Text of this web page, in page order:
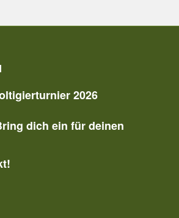
2026
dich ein für deinen